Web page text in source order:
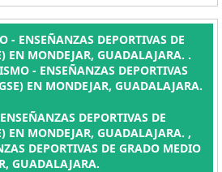
- ENSEÑANZAS DEPORTIVAS DE
EN MONDEJAR, GUADALAJARA. .
- ENSEÑANZAS DEPORTIVAS
EN MONDEJAR, GUADALAJARA.
DEPORTIVAS DE
EN MONDEJAR, GUADALAJARA. ,
DEPORTIVAS DE GRADO MEDIO
GUADALAJARA.